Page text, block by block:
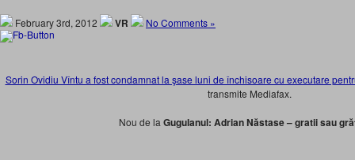
February 3rd, 2012 VR No Comments »
Sorin Ovidiu Vîntu a fost condamnat la şase luni de închisoare cu executare
transmite Mediafax.
Nou de la Gugulanul: Adrian Năstase – gratii sau